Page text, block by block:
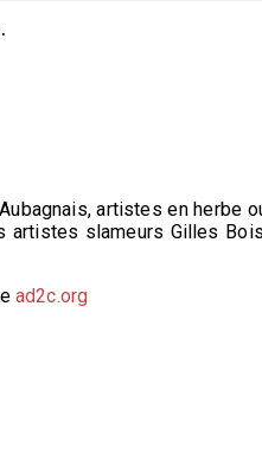
artistes en herbe
artistes slameurs Gilles
ad2c.org